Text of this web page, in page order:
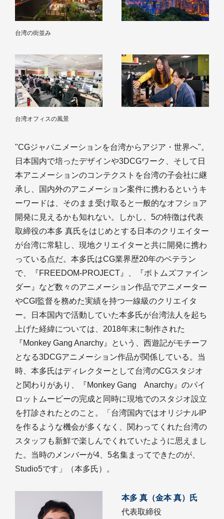
台湾の街並み
台湾オフィスの風景
"CGジャパニメーションを台湾からアジア・世界へ"。
日本国内で培ったデザインや3DCGワーク、そして日
本アニメーションのコンテクストを台湾の子会社に継
承し、国内外のアニメーション案件に携わるというキ
ーワードは、そのまま受け取ると一般的なオフショア
開発に見えるかも知れない。しかし、5の特徴は代表
取締役の本多 真氏をはじめとする日本のクリエイター
が台湾に常駐し、現地クリエイターと共に開発に携わ
っている点だ。本多氏はCG業界歴20年のベテラン
で、『FREEDOM-PROJECT』、『ボトムズファイン
ダー』など数々のアニメーション作品でアニメーター
やCGI監督を務めた実績を持つ一線級のクリエイタ
ー。日本国内で活動していた本多氏が台湾法人を起ち
上げた経緯については、2018年末に制作された
『Monkey Gang Anarchy』という、西遊記がモチーフ
となる3DCGアニメーション作品が関係している。当
時、本多氏はディレクターとして台湾のCGスタジオ
と関わりがあり、『Monkey Gang Anarchy』のパイ
ロットムービーの完成と同時に現地でのスタジオ設立
を打診されたとのこと。「台湾国内ではオリジナルIP
を作るような機会が多くなく、関わってくれた台湾の
スタッフも新鮮で楽しんでくれていたように思えまし
た。当時のメンバーが4、5名集まってできたのが、
Studio5です」（本多氏）。
本多 真（金本 真）氏
代表取締役